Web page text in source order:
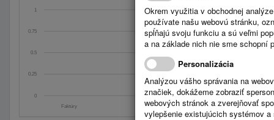
0
0.25
0.5
0.75
1
Úradná tabuľa:
Zmluvy
Faktúry
Úradná tabuľa:
Celkom: 0
Posledný
Okrem využitia v obchodnej
používate našu webovú stránku,
spĺňajú svoju funkciu a sú veľmi
a na základe nich nie sme schopní
Personalizácia
Analýzou vášho správania na
značiek, dokážeme zobraziť
webových stránok a zverejňovať
vylepšenie existujúcich systémov